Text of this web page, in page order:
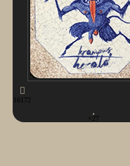
16172
+27